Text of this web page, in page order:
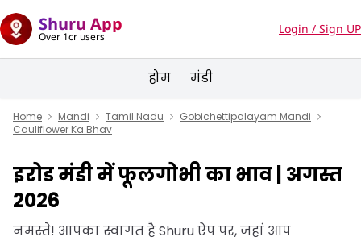
Shuru App
Over 1cr users
Login / Sign UP
होम मंडी
Home Mandi Tamil Nadu
Gobichettipalayam Mandi
Cauliflower Ka Bhav
इरोड मंडी में फूलगोभी का भाव | अगस्त
2026
नमस्ते! आपका स्वागत है Shuru ऐप पर, जहां आप